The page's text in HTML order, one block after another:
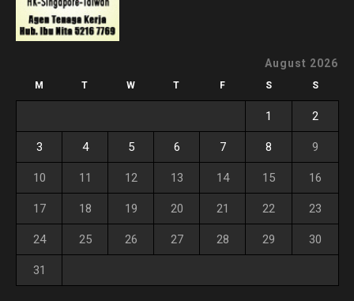
August 2026
M T W T F S S
1 2
3 4 5 6 7 8 9
10 11 12 13 14 15 16
17 18 19 20 21 22 23
24 25 26 27 28 29 30
31